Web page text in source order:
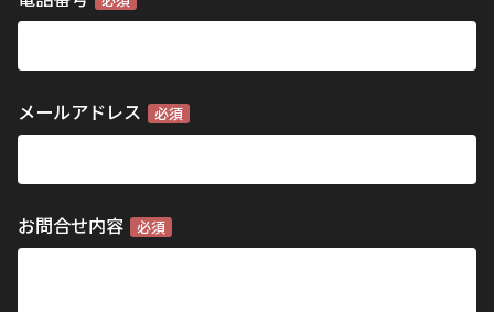
メールアドレス 必須
お問合せ内容 必須